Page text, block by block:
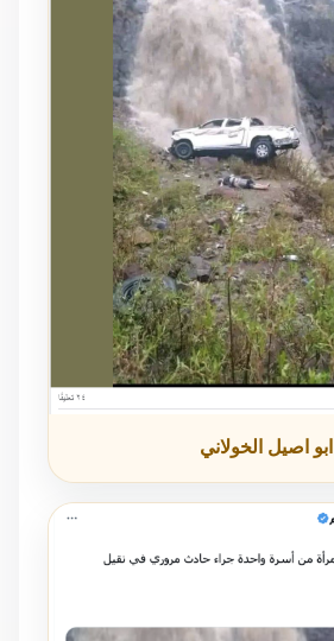
ابو اصيل الخولاني